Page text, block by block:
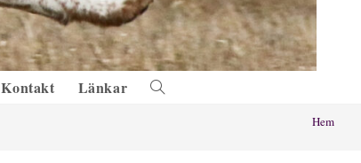
Kontakt Länkar
Slå
Hem